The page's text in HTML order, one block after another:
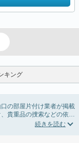
キング
の部屋片付け業者が掲載
貴重品の捜索などの依頼
者を決められない場合